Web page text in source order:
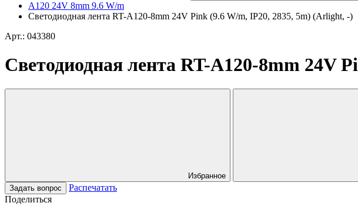
A120 24V 8mm 9.6 W/m
Светодиодная лента RT-A120-8mm 24V Pink (9.6 W/m, IP20, 2835, 5m) (Arlight, -)
Арт.: 043380
Светодиодная лента RT-A120-8mm 24V
Избранное
Задать вопрос
Распечатать
Поделиться